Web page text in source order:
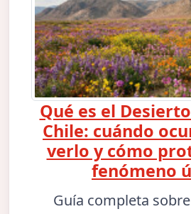
Qué es el
Chile: cuándo
verlo y cómo
fenómeno
Guía completa